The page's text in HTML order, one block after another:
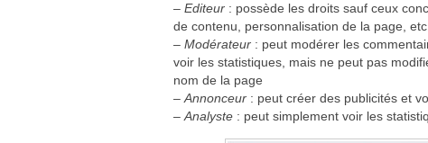
– Editeur : possède les droits sauf ceux
de contenu, personnalisation de la page, etc.
– Modérateur : peut modérer les
voir les statistiques, mais ne peut pas
nom de la page
– Annonceur : peut créer des publicités et
– Analyste : peut simplement voir les